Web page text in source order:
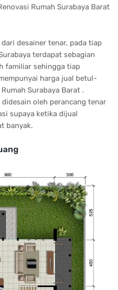
Rumah Surabaya Barat
desainer tenar, pada tiap
terdapat sebagian
familiar sehingga tiap
harga jual betul-
Surabaya Barat .
oleh perancang tenar
supaya ketika dijual
banyak.